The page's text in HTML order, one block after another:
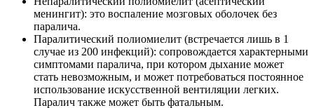
менингит): это воспаление мозговых оболочек без
паралича.
Паралитический полиомиелит (встречается лишь в 1
случае из 200 инфекций): сопровождается характерными
симптомами паралича, при котором дыхание может
стать невозможным, и может потребоваться постоянное
использование искусственной вентиляции легких.
Паралич также может быть фатальным.